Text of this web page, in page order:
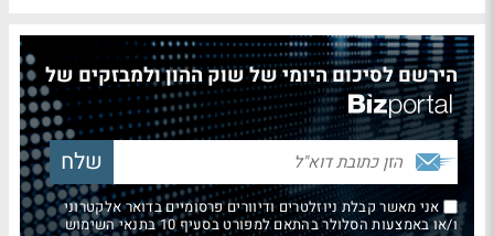
הירשם לסיכום היומי של שוק ההון ולמבזקים של
אני מאשר קבלת ניוזלטרים ודיוורים פרסומיים בדואר אלקטרוני
ו/או באמצעות הסלולר בהתאם למפורט בסעיף 10 בתנאי השימוש